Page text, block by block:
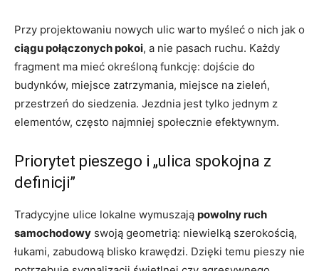
Przy projektowaniu nowych ulic warto myśleć o nich jak o
ciągu połączonych pokoi, a nie pasach ruchu. Każdy
fragment ma mieć określoną funkcję: dojście do
budynków, miejsce zatrzymania, miejsce na zieleń,
przestrzeń do siedzenia. Jezdnia jest tylko jednym z
elementów, często najmniej społecznie efektywnym.
Priorytet pieszego i „ulica spokojna z
definicji”
Tradycyjne ulice lokalne wymuszają powolny ruch
samochodowy swoją geometrią: niewielką szerokością,
łukami, zabudową blisko krawędzi. Dzięki temu pieszy nie